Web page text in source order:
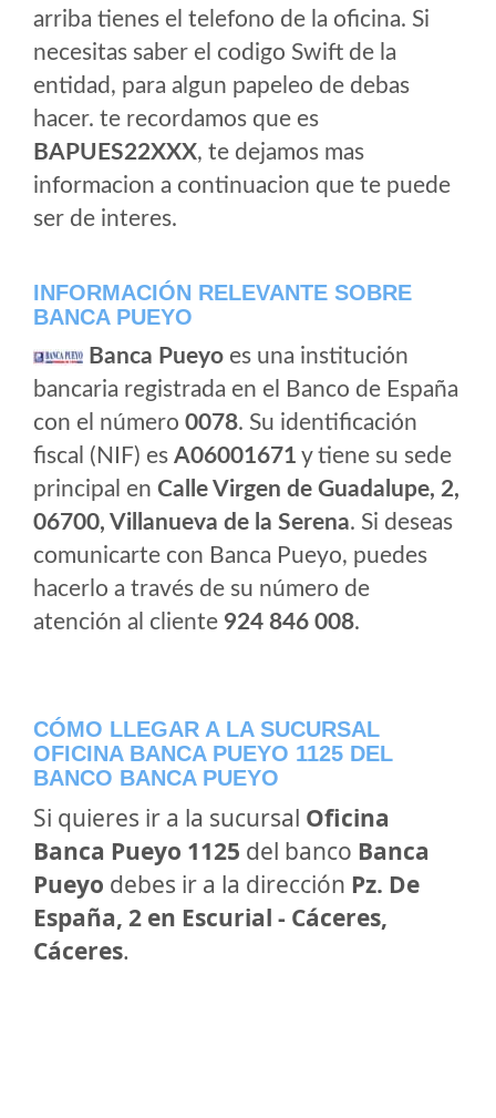
arriba tienes el telefono de la oficina. Si
necesitas saber el codigo Swift de la
entidad, para algun papeleo de debas
hacer. te recordamos que es
BAPUES22XXX, te dejamos mas
informacion a continuacion que te puede
ser de interes.
INFORMACIÓN RELEVANTE SOBRE
BANCA PUEYO
Banca Pueyo es una institución
bancaria registrada en el Banco de España
con el número 0078. Su identificación
fiscal (NIF) es A06001671 y tiene su sede
principal en Calle Virgen de Guadalupe, 2,
06700, Villanueva de la Serena. Si deseas
comunicarte con Banca Pueyo, puedes
hacerlo a través de su número de
atención al cliente 924 846 008.
CÓMO LLEGAR A LA SUCURSAL
OFICINA BANCA PUEYO 1125 DEL
BANCO BANCA PUEYO
Si quieres ir a la sucursal Oficina
Banca Pueyo 1125 del banco Banca
Pueyo debes ir a la dirección Pz. De
España, 2 en Escurial - Cáceres,
Cáceres.